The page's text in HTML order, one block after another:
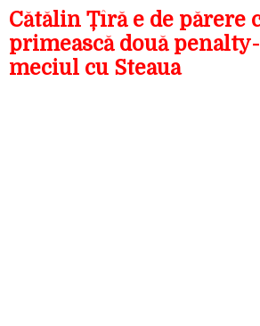
Cătălin Țîră e de părere
primească două
meciul cu Steaua